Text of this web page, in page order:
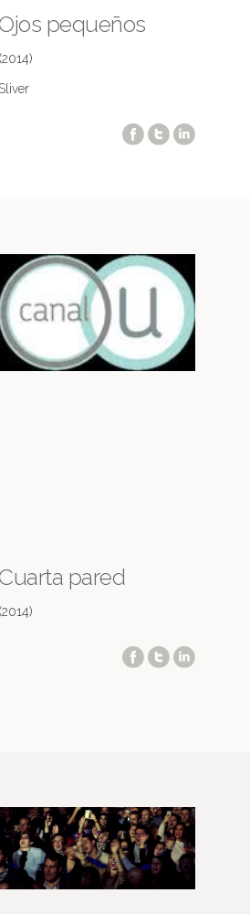
pequeños
(2014)
Sliver
pared
(2014)